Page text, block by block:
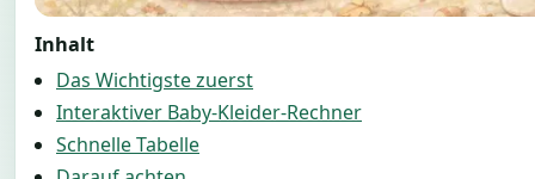
Inhalt
Das Wichtigste zuerst
Interaktiver Baby-Kleider-Rechner
Schnelle Tabelle